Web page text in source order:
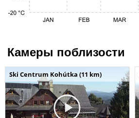
Камеры поблизости
Ski Centrum Kohútka (11 km)